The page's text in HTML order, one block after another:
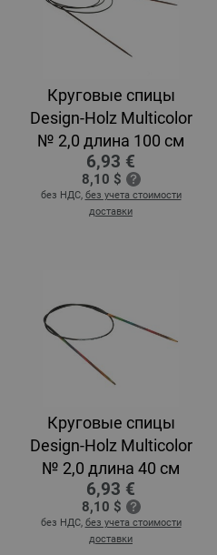
Круговые спицы
Design-Holz Multicolor
№ 2,0 длина 100 см
6,93 €
8,10 $
без НДС, без учета стоимости
доставки
Круговые спицы
Design-Holz Multicolor
№ 2,0 длина 40 см
6,93 €
8,10 $
без НДС, без учета стоимости
доставки